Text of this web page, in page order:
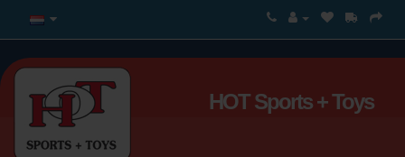
HOT Sports + Toys